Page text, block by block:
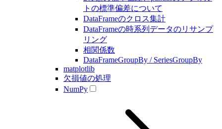
トの標準偏差について
DataFrameのクロス集計
DataFrameの時系列データのリサンプ
リング
相関係数
DataFrameGroupBy / SeriesGroupBy
matplotlib
欠損値の処理
NumPy